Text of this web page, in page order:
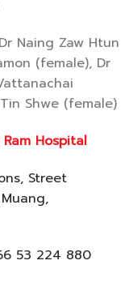
Dr Naing Zaw Htun
(female), Dr
Shwe (female)
Hospital
Street
53 224 880